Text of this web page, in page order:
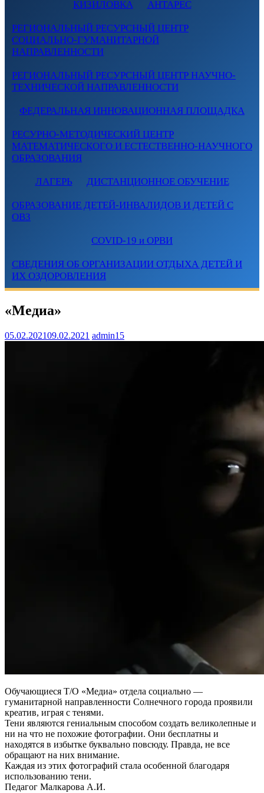
КИЗИЛОВКА АНТАРЕС
РЕГИОНАЛЬНЫЙ РЕСУРСНЫЙ ЦЕНТР
СОЦИАЛЬНО-ГУМАНИТАРНОЙ
НАПРАВЛЕННОСТИ
РЕГИОНАЛЬНЫЙ РЕСУРСНЫЙ ЦЕНТР НАУЧНО-
ТЕХНИЧЕСКОЙ НАПРАВЛЕННОСТИ
ФЕДЕРАЛЬНАЯ ИННОВАЦИОННАЯ ПЛОЩАДКА
РЕСУРНО-МЕТОДИЧЕСКИЙ ЦЕНТР
МАТЕМАТИЧЕСКОГО И ЕСТЕСТВЕННО-НАУЧНОГО
ОБРАЗОВАНИЯ
ЛАГЕРЬ ДИСТАНЦИОННОЕ ОБУЧЕНИЕ
ОБРАЗОВАНИЕ ДЕТЕЙ-ИНВАЛИДОВ И ДЕТЕЙ С
ОВЗ
COVID-19 и ОРВИ
СВЕДЕНИЯ ОБ ОРГАНИЗАЦИИ ОТДЫХА ДЕТЕЙ И
ИХ ОЗДОРОВЛЕНИЯ
«Медиа»
05.02.202109.02.2021 admin15
Обучающиеся Т/О «Медиа» отдела социально —
гуманитарной направленности Солнечного города проявили
креатив, играя с тенями.
Тени являются гениальным способом создать великолепные и
ни на что не похожие фотографии. Они бесплатны и
находятся в избытке буквально повсюду. Правда, не все
обращают на них внимание.
Каждая из этих фотографий стала особенной благодаря
использованию тени.
Педагог Малкарова А.И.